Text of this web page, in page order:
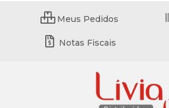
Meus Pedidos
Notas Fiscais